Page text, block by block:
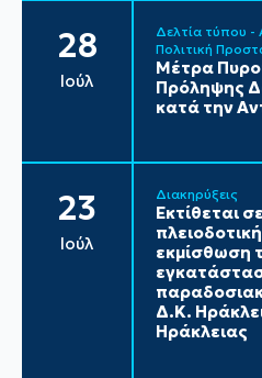
28
Ιούλ
Δελτία τύπου -
Πολιτική
Μέτρα
Πρόληψης
κατά την
23
Ιούλ
Διακηρύξεις
Εκτίθεται
εκμίσθωση
Δ.Κ.
Ηράκλειας